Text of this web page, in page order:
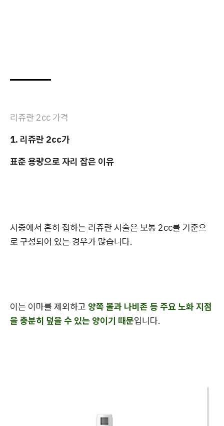
리쥬란 2cc 가격
1. 리쥬란 2cc가
표준 용량으로 자리 잡은 이유
시중에서 흔히 접하는 리쥬란 시술은 보통 2cc를 기준으
로 구성되어 있는 경우가 많습니다.
이는 이마를 제외하고 양쪽 볼과 나비존 등 주요 노화 지점
을 충분히 덮을 수 있는 양이기 때문입니다.